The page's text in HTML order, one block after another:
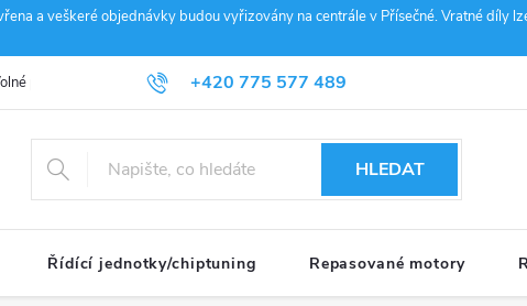
a veškeré objednávky budou vyřizovány na centrále v Přísečné. Vratné díly
+420 775 577 489
info@janousek-motorsport.cz
pozice Obchodní podmínky Reklamace
HLEDAT
Řídící jednotky/chiptuning Repasované motory